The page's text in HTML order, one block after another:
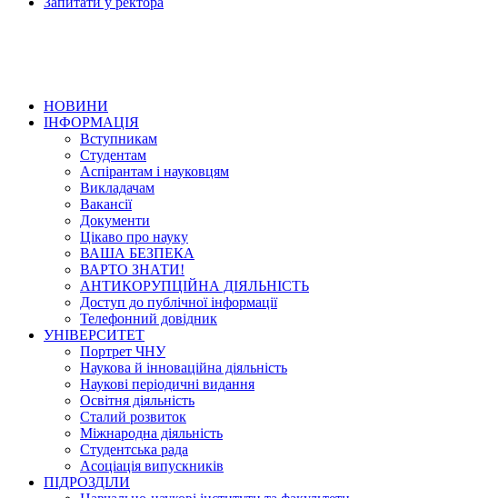
НОВИНИ
ІНФОРМАЦІЯ
Вступникам
Студентам
Аспірантам і науковцям
Викладачам
Вакансії
Документи
Цікаво про науку
ВАША БЕЗПЕКА
ВАРТО ЗНАТИ!
АНТИКОРУПЦІЙНА ДІЯЛЬНІСТЬ
Доступ до публічної інформації
Телефонний довідник
УНІВЕРСИТЕТ
Портрет ЧНУ
Наукова й інноваційна діяльність
Наукові періодичні видання
Освітня діяльність
Сталий розвиток
Міжнародна діяльність
Студентська рада
Асоціація випускників
ПІДРОЗДІЛИ